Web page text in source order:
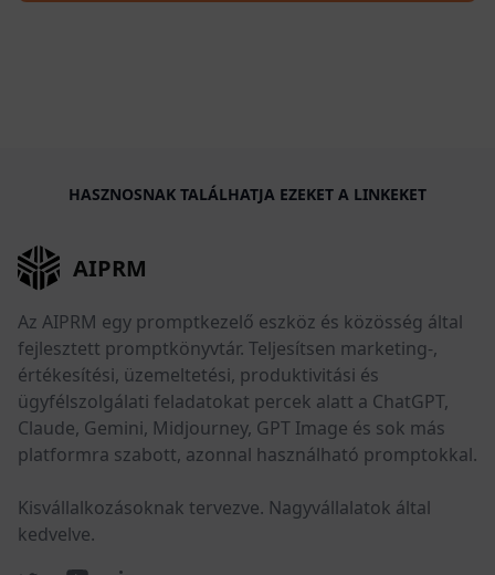
HASZNOSNAK TALÁLHATJA EZEKET A LINKEKET
AIPRM
Az AIPRM egy promptkezelő eszköz és közösség által
fejlesztett promptkönyvtár. Teljesítsen marketing-,
értékesítési, üzemeltetési, produktivitási és
ügyfélszolgálati feladatokat percek alatt a ChatGPT,
Claude, Gemini, Midjourney, GPT Image és sok más
platformra szabott, azonnal használható promptokkal.
Kisvállalkozásoknak tervezve. Nagyvállalatok által
kedvelve.